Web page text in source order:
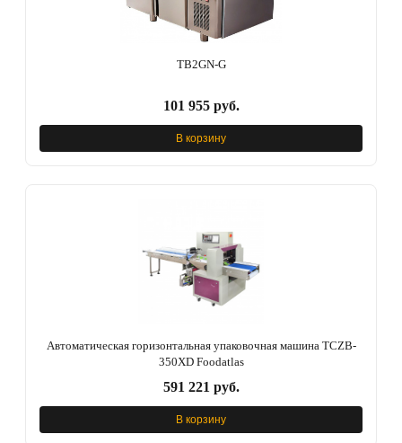
TB2GN-G
101 955 руб.
В корзину
Автоматическая горизонтальная упаковочная машина TCZB-
350XD Foodatlas
591 221 руб.
В корзину